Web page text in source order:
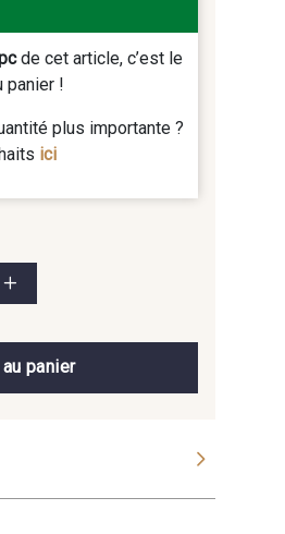
de cet article, c’est le
panier !
plus importante ?
ici
panier